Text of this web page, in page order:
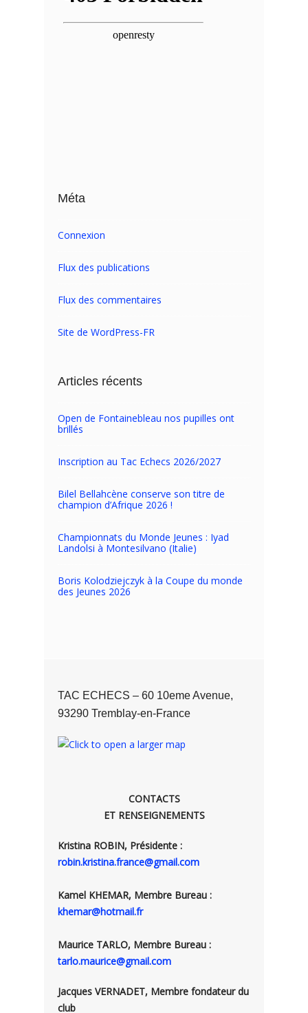
Méta
Connexion
Flux des publications
Flux des commentaires
Site de WordPress-FR
Articles récents
Open de Fontainebleau nos pupilles ont
brillés
Inscription au Tac Echecs 2026/2027
Bilel Bellahcène conserve son titre de
champion d’Afrique 2026 !
Championnats du Monde Jeunes : Iyad
Landolsi à Montesilvano (Italie)
Boris Kolodziejczyk à la Coupe du monde
des Jeunes 2026
TAC ECHECS – 60 10eme Avenue,
93290 Tremblay-en-France
CONTACTS
ET RENSEIGNEMENTS
Kristina ROBIN, Présidente :
robin.kristina.france@gmail.com
Kamel KHEMAR, Membre Bureau :
khemar@hotmail.fr
Maurice TARLO, Membre Bureau :
tarlo.maurice@gmail.com
Jacques VERNADET, Membre fondateur du
club